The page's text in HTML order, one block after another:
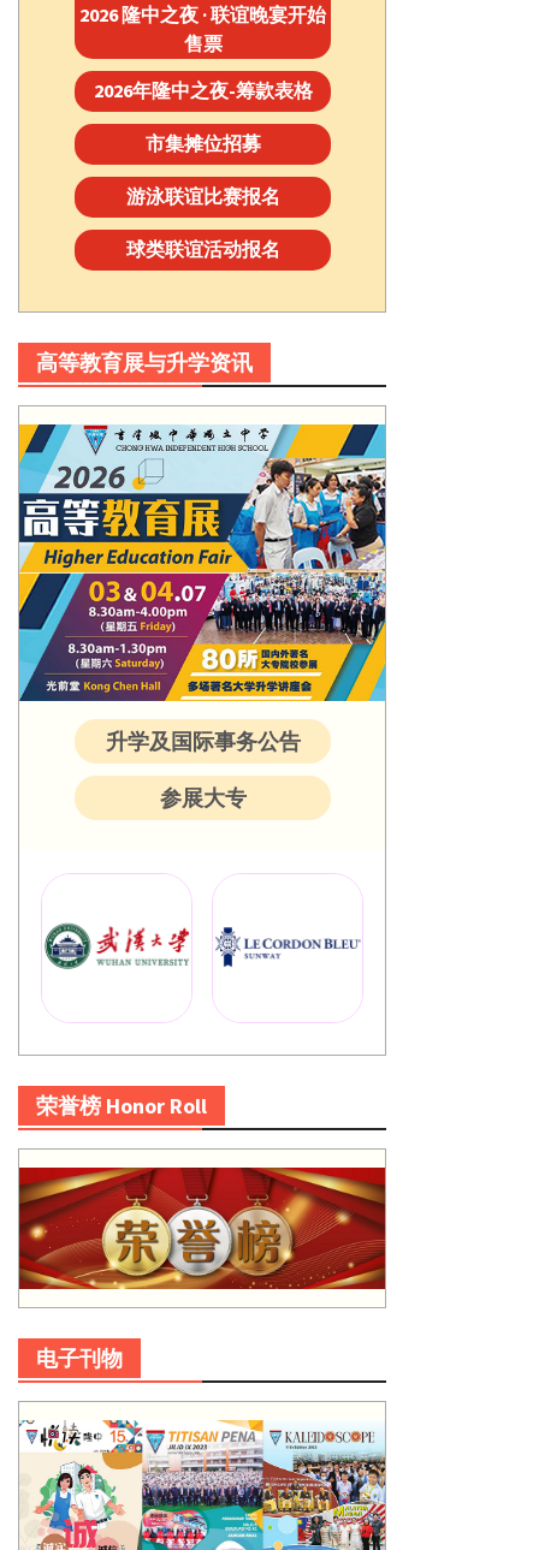
2026 隆中之夜 · 联谊晚宴开始
售票
2026年隆中之夜-筹款表格
市集摊位招募
游泳联谊比赛报名
球类联谊活动报名
高等教育展与升学资讯
升学及国际事务公告
参展大专
荣誉榜 Honor Roll
电子刊物